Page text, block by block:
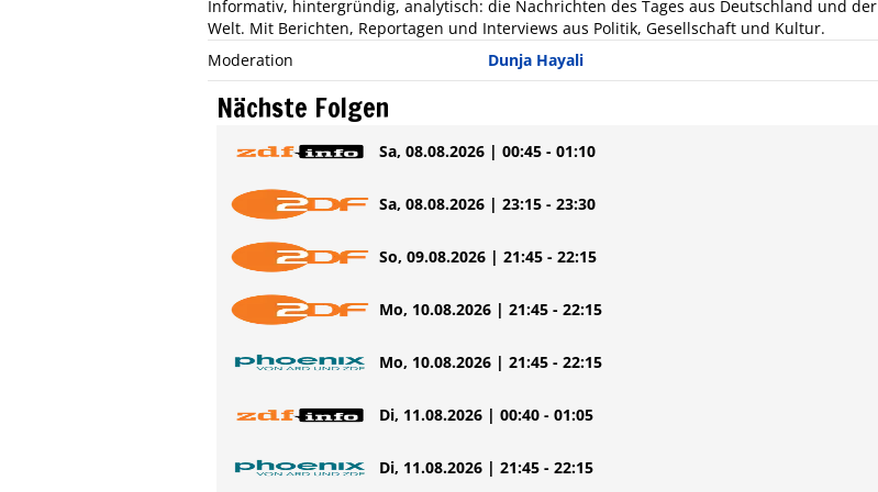
Informativ, hintergründig, analytisch: die Nachrichten des Tages aus Deutschland und der
Welt. Mit Berichten, Reportagen und Interviews aus Politik, Gesellschaft und Kultur.
Moderation
Dunja Hayali
Nächste Folgen
Sa, 08.08.2026 | 00:45 - 01:10
Sa, 08.08.2026 | 23:15 - 23:30
So, 09.08.2026 | 21:45 - 22:15
Mo, 10.08.2026 | 21:45 - 22:15
Mo, 10.08.2026 | 21:45 - 22:15
Di, 11.08.2026 | 00:40 - 01:05
Di, 11.08.2026 | 21:45 - 22:15